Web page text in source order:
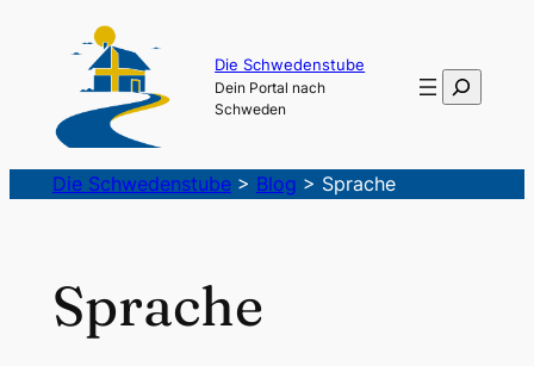
Die Schwedenstube
Dein Portal nach
Schweden
Suchen
Die Schwedenstube> Blog > Sprache
Sprache